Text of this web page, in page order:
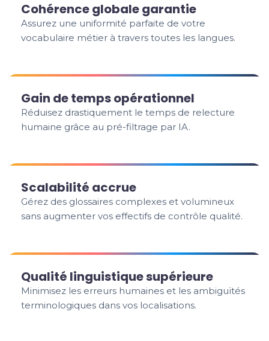
Cohérence globale garantie
Assurez une uniformité parfaite de votre
vocabulaire métier à travers toutes les langues.
Gain de temps opérationnel
Réduisez drastiquement le temps de relecture
humaine grâce au pré-filtrage par IA.
Scalabilité accrue
Gérez des glossaires complexes et volumineux
sans augmenter vos effectifs de contrôle qualité.
Qualité linguistique supérieure
Minimisez les erreurs humaines et les ambiguïtés
terminologiques dans vos localisations.